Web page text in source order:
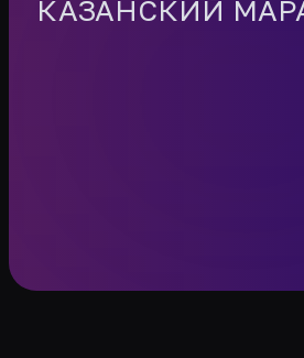
КАЗАНСКИЙ